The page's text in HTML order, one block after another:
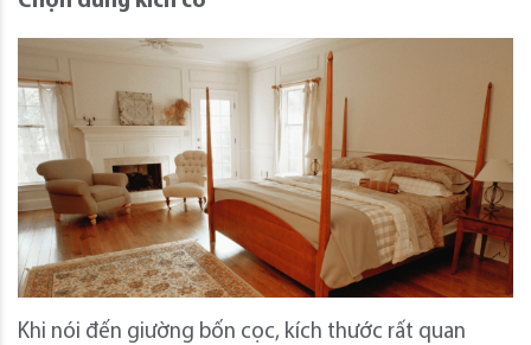
Khi nói đến giường bốn cọc, kích thước rất quan